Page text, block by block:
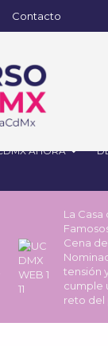
Contacto
AHORA
La Casa
Cena de
tensión
cumple
reto del